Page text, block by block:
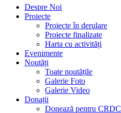
Despre Noi
Proiecte
Proiecte în derulare
Proiecte finalizate
Harta cu activități
Evenimente
Noutăți
Toate noutățile
Galerie Foto
Galerie Video
Donații
Donează pentru CRDC